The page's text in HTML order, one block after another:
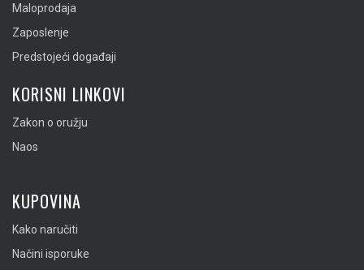
Maloprodaja
Zaposlenje
Predstojeći događaji
KORISNI LINKOVI
Zakon o oružju
Naos
KUPOVINA
Kako naručiti
Načini isporuke